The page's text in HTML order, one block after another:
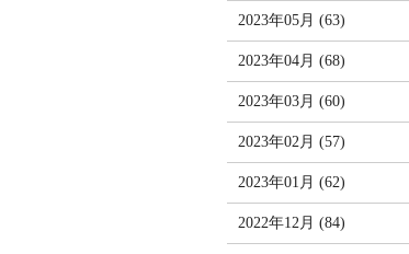
2023年05月 (63)
2023年04月 (68)
2023年03月 (60)
2023年02月 (57)
2023年01月 (62)
2022年12月 (84)